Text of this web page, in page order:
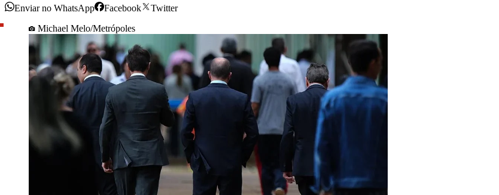
Enviar no WhatsApp Facebook
Twitter
Michael Melo/Metrópoles